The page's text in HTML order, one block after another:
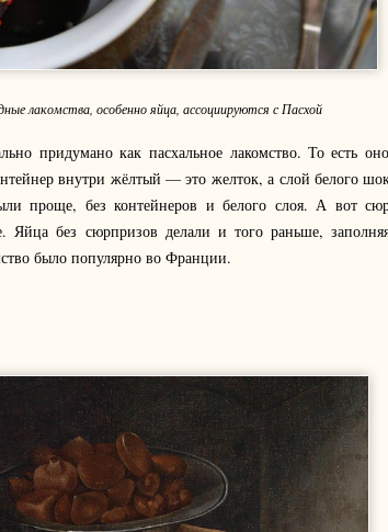
лакомства, особенно яйца, ассоциируются с Пасхой
придумано как пасхальное лакомство. То есть
внутри жёлтый — это желток, а слой белого
проще, без контейнеров и белого слоя. А вот
Яйца без сюрпризов делали и того раньше,
было популярно во Франции.